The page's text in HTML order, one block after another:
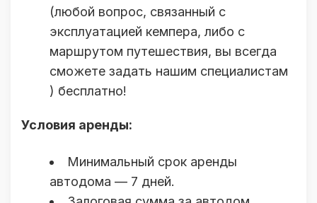
(любой вопрос, связанный с
эксплуатацией кемпера, либо с
маршрутом путешествия, вы всегда
сможете задать нашим специалистам
) бесплатно!
Условия аренды:
Минимальный срок аренды
автодома — 7 дней.